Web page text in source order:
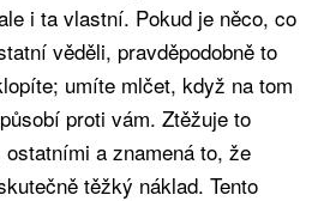
i ta vlastní. Pokud je něco, co
věděli, pravděpodobně to
umíte mlčet, když na tom
proti vám. Ztěžuje to
a znamená to, že
těžký náklad. Tento